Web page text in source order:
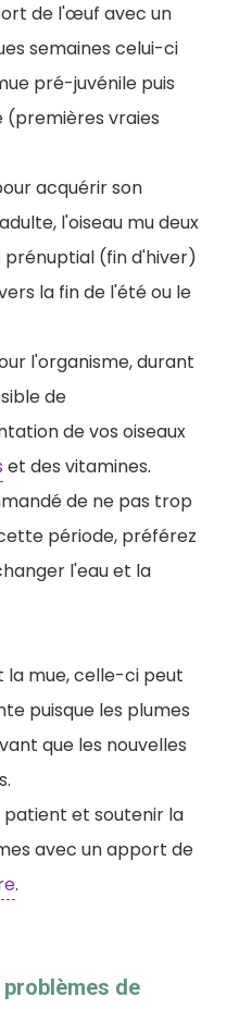
de l'œuf avec un
semaines celui-ci
pré-juvénile puis
(premières vraies
acquérir son
l'oiseau mu deux
prénuptial (fin d'hiver)
la fin de l'été ou le
l'organisme, durant
de
de vos oiseaux
et des vitamines.
de ne pas trop
période, préférez
l'eau et la
la mue, celle-ci peut
puisque les plumes
que les nouvelles
patient et soutenir la
avec un apport de
.
de